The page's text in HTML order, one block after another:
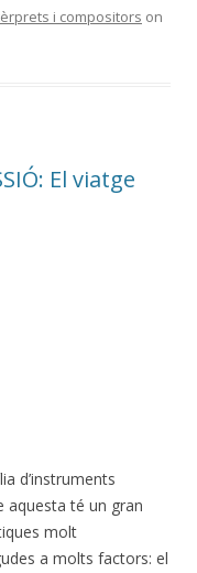
i compositors on
El viatge
d’instruments
aquesta té un gran
molt
a molts factors: el